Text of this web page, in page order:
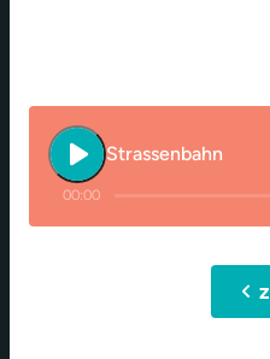
play_arrow Strassenbahn
00:00
chevron_left